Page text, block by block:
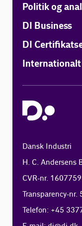
Politik og
DI Business
DI
Internationalt
Dansk Industri
H. C. Andersens
CVR-nr.
Transparency-
Telefon: +45